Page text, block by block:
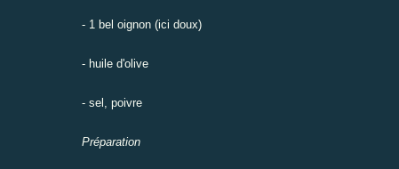
- 1 bel oignon (ici doux)
- huile d'olive
- sel, poivre
Préparation